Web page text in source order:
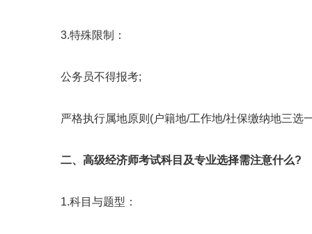
3.特殊限制：
公务员不得报考;
严格执行属地原则(户籍地/工作地/社保缴纳地三选
二、高级经济师考试科目及专业选择需注意什么?
1.科目与题型：